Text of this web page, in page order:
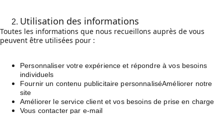
Utilisation des informations
Toutes les informations que nous recueillons auprès de vous
peuvent être utilisées pour :
Personnaliser votre expérience et répondre à vos besoins
individuels
Fournir un contenu publicitaire personnaliséAméliorer notre
site
Améliorer le service client et vos besoins de prise en charge
Vous contacter par e-mail